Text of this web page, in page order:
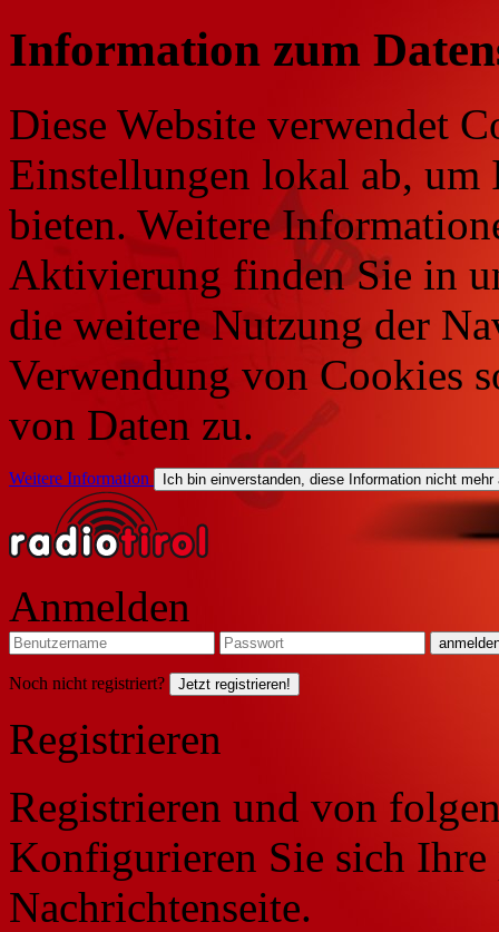
Information zum
Diese Website verwendet
Einstellungen lokal ab, um
bieten. Weitere
Aktivierung finden Sie in
die weitere Nutzung der
Verwendung von Cookies
von Daten zu.
Weitere Information Ich bin einverstanden, diese Information nicht mehr
Anmelden
Noch nicht registriert? Jetzt registrieren!
Registrieren
Registrieren und von
Konfigurieren Sie sich
Nachrichtenseite.